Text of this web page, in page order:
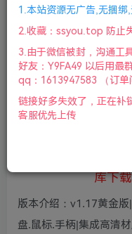
此内容为付费资源，请付
鲜花
赞助会员 免费
库下载
版本介绍：v1.17黄金
盘.鼠标.手柄|集成高清
1.本站资源无广告,无捆绑
2.收藏：ssyou.top 防止
3.由于微信被封，沟通工
好友：Y9FA49 以后用最
qq：1613947583 （订单
链接好多失效了，正在补
客服优先上传